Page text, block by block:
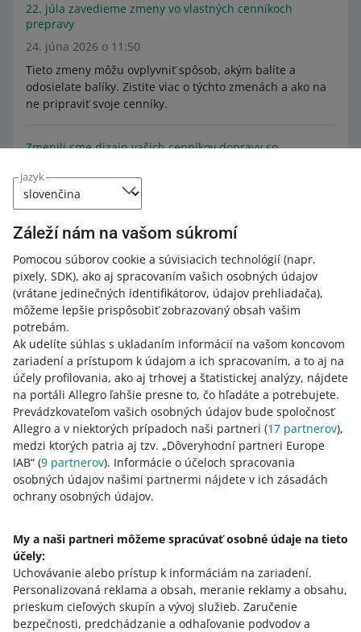
jazyk
Záleží nám na vašom súkromí
Pomocou súborov cookie a súvisiacich technológií (napr.
pixely, SDK), ako aj spracovaním vašich osobných údajov
(vrátane jedinečných identifikátorov, údajov prehliadača),
môžeme lepšie prispôsobiť zobrazovaný obsah vašim
potrebám.
Ak udelíte súhlas s ukladaním informácií na vašom koncovom
zariadení a prístupom k údajom a ich spracovaním, a to aj na
účely profilovania, ako aj trhovej a štatistickej analýzy, nájdete
na portáli Allegro ľahšie presne to, čo hľadáte a potrebujete.
Prevádzkovateľom vašich osobných údajov bude spoločnosť
Allegro a v niektorých prípadoch naši partneri (17 partnerov),
medzi ktorých patria aj tzv. „Dôveryhodní partneri Europe
IAB“ (9 partnerov). Informácie o účeloch spracovania
osobných údajov našimi partnermi nájdete v ich zásadách
ochrany osobných údajov.
My a naši partneri môžeme spracúvať osobné údaje na tieto
účely:
Uchovávanie alebo prístup k informáciám na zariadení.
Personalizovaná reklama a obsah, meranie reklamy a obsahu,
prieskum cieľových skupín a vývoj služieb. Zaručenie
bezpečnosti, predchádzanie a odhaľovanie podvodov a
22. júla zavedieme zmeny vo vlastných cenníkoch
prepravy
24. júna 2026 o 11:50
Tieto zmeny môžu ovplyvniť spôsob, akým balíte a
odosielate balíky. Zistite viac o týchto zmenách a ako na
ne pripraviť svoje cenníky.
Zmenili sme dizajn vašich cenníkov dopravy so
mailom)
1. júna 2026 o 15:35
Zistite, čo to pre vás znamená.
Od dnes môžete vytvoriť cenníky dopravy iba pomocou
novej metódy
28. mája 2026 o 15:26
Chceme, aby bola správa vašich cenníkov ešte
jednoduchšia a intuitívnejšia. Zaviedli sme preto zmeny
v ich dizajne a funkčnosti.
1. júna zmeníme dizajn vašich cenníkov dopravy so
spôsobom doručenia elektronickou zásielkou (e-
mailom)
18. mája 2026 o 12:08
Zistite, čo to pre vás znamená.
pomocou novej metódy
13. mája 2026 o 13:30
28. mája spustíme novú metódu tvorenia vlastných
cenníkov (teda tých, ktoré spravujete sami). Nové cenníky
budete môcť vytvoriť iba týmto novým spôsobom.